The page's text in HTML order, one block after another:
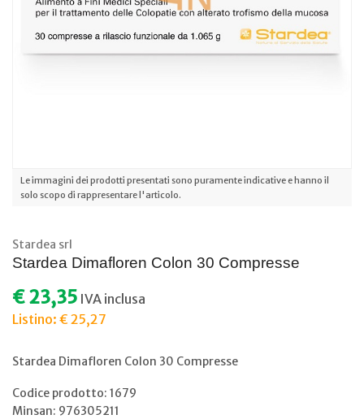
Le immagini dei prodotti presentati sono puramente indicative e hanno il
solo scopo di rappresentare l'articolo.
Stardea srl
Stardea Dimafloren Colon 30 Compresse
€ 23,35 IVA inclusa
Listino: € 25,27
Stardea Dimafloren Colon 30 Compresse
Codice prodotto: 1679
Minsan: 976305211